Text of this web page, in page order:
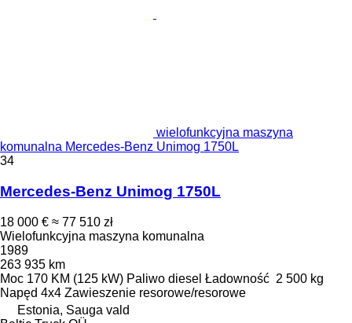
wielofunkcyjna maszyna
komunalna Mercedes-Benz Unimog 1750L
34
Mercedes-Benz Unimog 1750L
18 000 € ≈ 77 510 zł
Wielofunkcyjna maszyna komunalna
1989
263 935 km
Moc 170 KM (125 kW) Paliwo diesel Ładowność 2 500 kg
Napęd 4x4 Zawieszenie resorowe/resorowe
Estonia, Sauga vald